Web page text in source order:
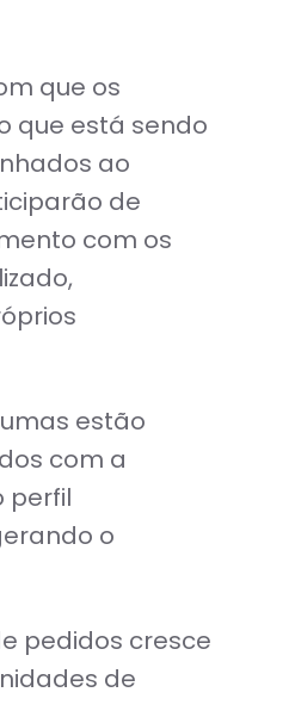
que os
que está sendo
ao
de
com os
estão
com a
perfil
o
pedidos cresce
de